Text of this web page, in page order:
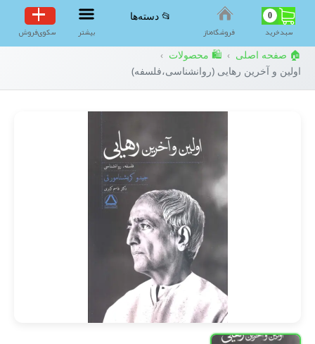
0
سبد‌خرید فروشگاه‌ناز
📂 دسته‌ها
بیشتر سکوی‌فروش
🏠 صفحه اصلی › 🛍️ محصولات ›
اولین و آخرین رهایی (روانشناسی،فلسفه)